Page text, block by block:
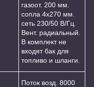
газоот. 200 мм.
сопла 4х270 мм.
сеть 230/50 В/Гц.
Вент. радиальный.
В комплект не
входят бак для
топливо и шланги.
Поток возд. 8000